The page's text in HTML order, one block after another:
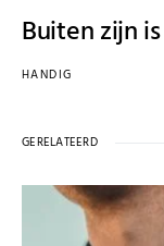
Buiten zijn
HANDIG
GERELATEERD